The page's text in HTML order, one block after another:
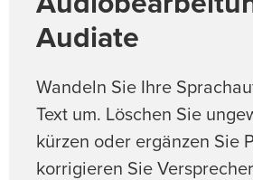
Audiate
Wandeln Sie Ihre
Text um. Löschen Sie
kürzen oder ergänzen Sie
korrigieren Sie